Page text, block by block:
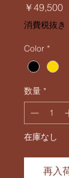
￥49,500価
格
消費税抜き
Color *
数量 *
在庫なし
再入